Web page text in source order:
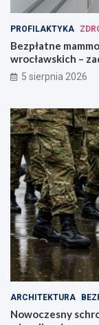
PROFILAKTYKA
Bezpłatne
wrocławskich –
5 sierpnia 2026
ARCHITEKTURA
Nowoczesny